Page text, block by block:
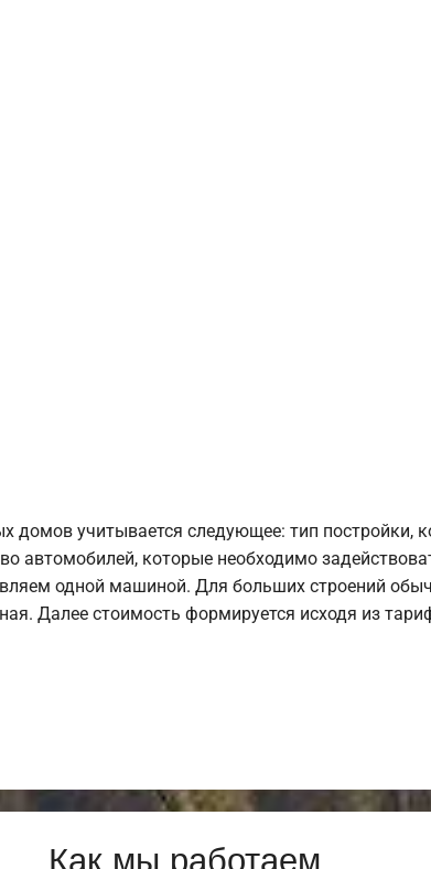
домов учитывается следующее: тип постройки,
автомобилей, которые необходимо
одной машиной. Для больших строений
Далее стоимость формируется исходя из
Как мы работаем